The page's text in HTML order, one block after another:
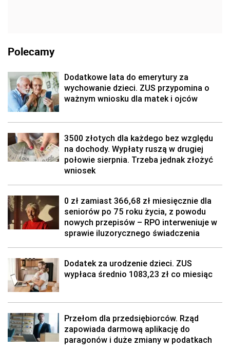
Polecamy
Dodatkowe lata do emerytury za
wychowanie dzieci. ZUS przypomina o
ważnym wniosku dla matek i ojców
3500 złotych dla każdego bez względu
na dochody. Wypłaty ruszą w drugiej
połowie sierpnia. Trzeba jednak złożyć
wniosek
0 zł zamiast 366,68 zł miesięcznie dla
seniorów po 75 roku życia, z powodu
nowych przepisów – RPO interweniuje w
sprawie iluzorycznego świadczenia
Dodatek za urodzenie dzieci. ZUS
wypłaca średnio 1083,23 zł co miesiąc
Przełom dla przedsiębiorców. Rząd
zapowiada darmową aplikację do
paragonów i duże zmiany w podatkach